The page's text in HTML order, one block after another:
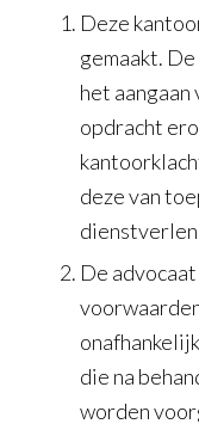
Deze
gemaakt.
het aangaan
opdracht
deze van
De
die na
worden